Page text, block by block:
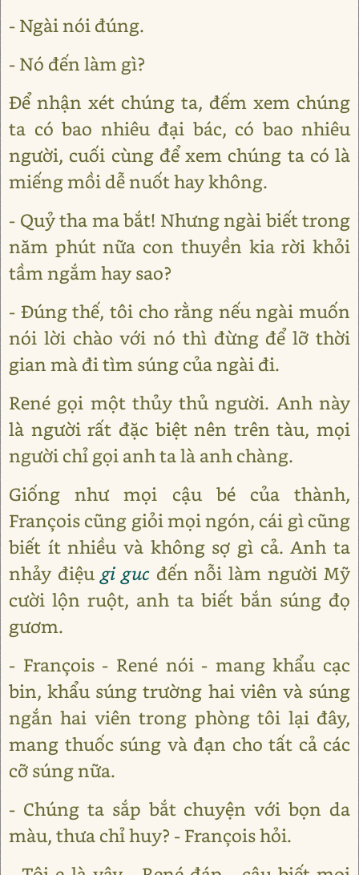
- Ngài nói đúng.
- Nó đến làm gì?
Để nhận xét chúng ta, đếm xem chúng
ta có bao nhiêu đại bác, có bao nhiêu
người, cuối cùng để xem chúng ta có là
miếng mồi dễ nuốt hay không.
- Quỷ tha ma bắt! Nhưng ngài biết trong
năm phút nữa con thuyền kia rời khỏi
tầm ngắm hay sao?
- Đúng thế, tôi cho rằng nếu ngài muốn
nói lời chào với nó thì đừng để lỡ thời
gian mà đi tìm súng của ngài đi.
René gọi một thủy thủ người. Anh này
là người rất đặc biệt nên trên tàu, mọi
người chỉ gọi anh ta là anh chàng.
Giống như mọi cậu bé của thành,
François cũng giỏi mọi ngón, cái gì cũng
biết ít nhiều và không sợ gì cả. Anh ta
nhảy điệugi gucđến nỗi làm người Mỹ
cười lộn ruột, anh ta biết bắn súng đọ
gươm.
- François - René nói - mang khẩu cạc
bin, khẩu súng trường hai viên và súng
ngắn hai viên trong phòng tôi lại đây,
mang thuốc súng và đạn cho tất cả các
cỡ súng nữa.
- Chúng ta sắp bắt chuyện với bọn da
màu, thưa chỉ huy? - François hỏi.